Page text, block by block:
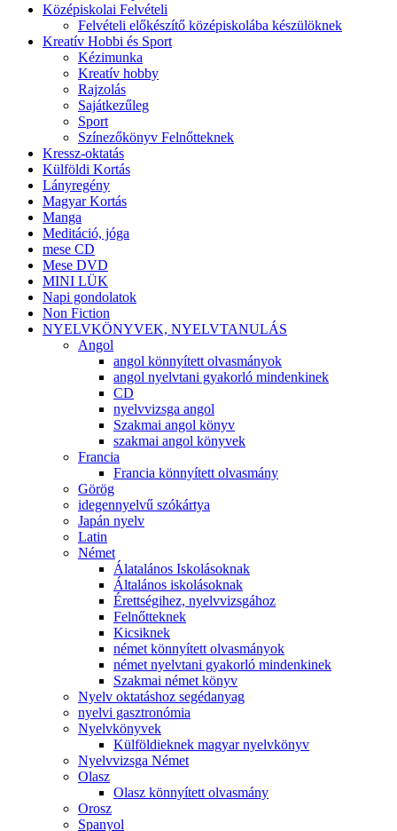
Középiskolai Felvételi
Felvételi előkészítő középiskolába készülöknek
Kreatív Hobbi és Sport
Kézimunka
Kreatív hobby
Rajzolás
Sajátkezűleg
Sport
Színezőkönyv Felnőtteknek
Kressz-oktatás
Külföldi Kortás
Lányregény
Magyar Kortás
Manga
Meditáció, jóga
mese CD
Mese DVD
MINI LÜK
Napi gondolatok
Non Fiction
NYELVKÖNYVEK, NYELVTANULÁS
Angol
angol könnyített olvasmányok
angol nyelvtani gyakorló mindenkinek
CD
nyelvvizsga angol
Szakmai angol könyv
szakmai angol könyvek
Francia
Francia könnyített olvasmány
Görög
idegennyelvű szókártya
Japán nyelv
Latin
Német
Álatalános Iskolásoknak
Általános iskolásoknak
Érettségihez, nyelvvizsgához
Felnőtteknek
Kicsiknek
német könnyített olvasmányok
német nyelvtani gyakorló mindenkinek
Szakmai német könyv
Nyelv oktatáshoz segédanyag
nyelvi gasztronómia
Nyelvkönyvek
Külföldieknek magyar nyelvkönyv
Nyelvvizsga Német
Olasz
Olasz könnyített olvasmány
Orosz
Spanyol